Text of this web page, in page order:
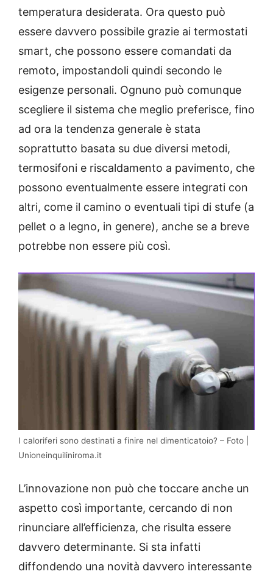
temperatura desiderata. Ora questo può
essere davvero possibile grazie ai termostati
smart, che possono essere comandati da
remoto, impostandoli quindi secondo le
esigenze personali. Ognuno può comunque
scegliere il sistema che meglio preferisce, fino
ad ora la tendenza generale è stata
soprattutto basata su due diversi metodi,
termosifoni e riscaldamento a pavimento, che
possono eventualmente essere integrati con
altri, come il camino o eventuali tipi di stufe (a
pellet o a legno, in genere), anche se a breve
potrebbe non essere più così.
I caloriferi sono destinati a finire nel dimenticatoio? – Foto |
Unioneinquiliniroma.it
L’innovazione non può che toccare anche un
aspetto così importante, cercando di non
rinunciare all’efficienza, che risulta essere
davvero determinante. Si sta infatti
diffondendo una novità davvero interessante